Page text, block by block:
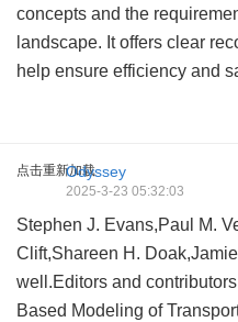
concepts and the
landscape. It offers clear
help ensure efficiency and
点击重新加载Odyssey
2025-3-23 05:32:03
Stephen J. Evans,Paul M.
Clift,Shareen H.
well.Editors and
Based Modeling of